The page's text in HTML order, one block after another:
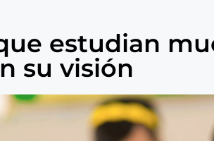
estudian
su visión